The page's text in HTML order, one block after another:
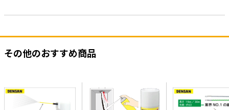
その他のおすすめ商品